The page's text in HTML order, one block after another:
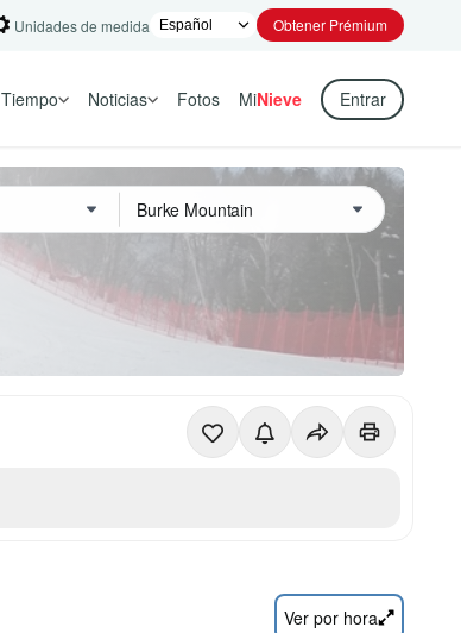
Unidades de medida Obtener Prémium
Tiempo Noticias Fotos MiNieve Entrar
Ver por hora